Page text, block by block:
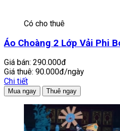
Có cho thuê
Áo Choàng 2 Lớp Vải Phi
Giá bán: 290.000đ
Giá thuê: 90.000đ/ngày
Chi tiết
Mua ngay Thuê ngay